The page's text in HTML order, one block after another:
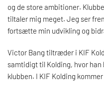
og de store ambitioner.
tiltaler mig meget. Jeg ser
fortsætte min udvikling og
Victor Bang tiltræder i KIF
samtidigt til Kolding, hvor
klubben. I KIF Kolding